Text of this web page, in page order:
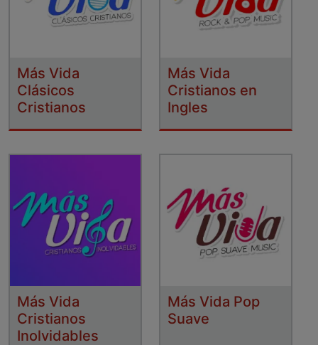
Más Vida
Clásicos
Cristianos
Más Vida
Cristianos en
Ingles
Más Vida
Cristianos
Inolvidables
Más Vida Pop
Suave